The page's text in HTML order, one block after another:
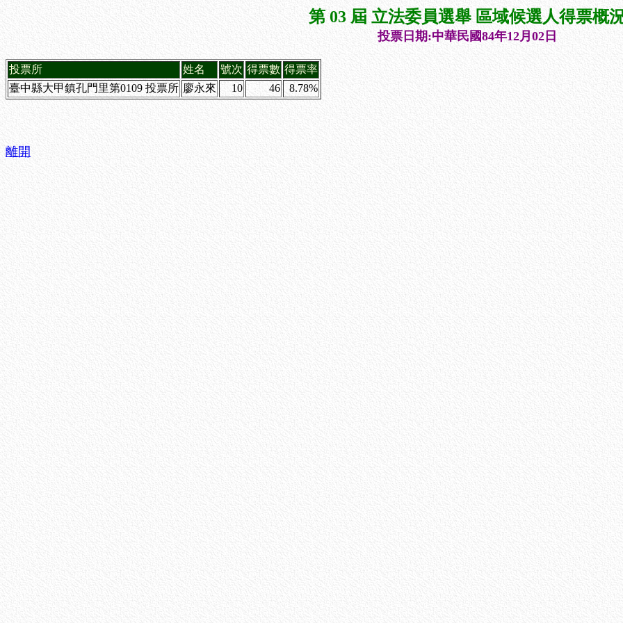
第 03 屆 立法委員選舉 區域候選人得票概
投票日期:中華民國84年12月02日
投票所 姓名 號次 得票數 得票率
臺中縣大甲鎮孔門里第0109 投票所 廖永來 10 46 8.78%
離開